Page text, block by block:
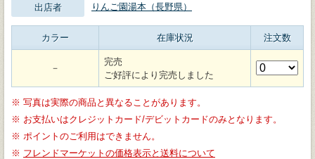
出店者 りんご園湯本（長野県）
カラー 在庫状況 注文数
－
完売
ご好評により完売しました
※ 写真は実際の商品と異なることがあります。
※ お支払いはクレジットカード/デビットカードのみとなります。
※ ポイントのご利用はできません。
※ フレンドマーケットの価格表示と送料について